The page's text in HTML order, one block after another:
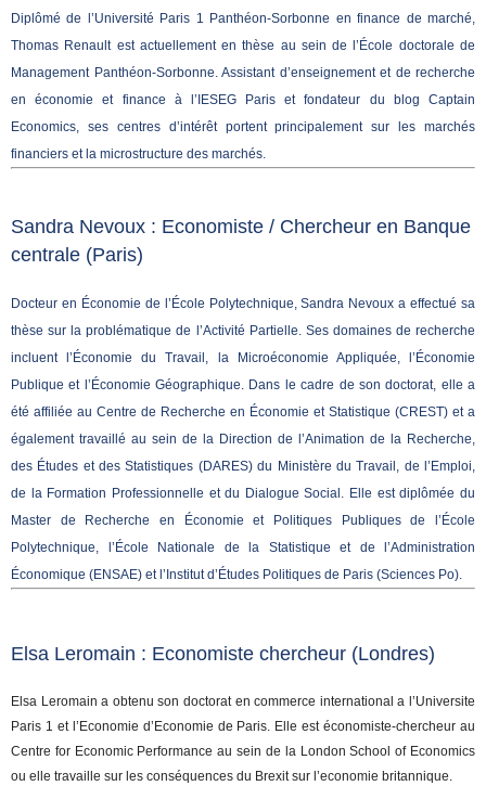
Diplômé de l’Université Paris 1 Panthéon-Sorbonne en finance de marché,
Thomas Renault est actuellement en thèse au sein de l’École doctorale de
Management Panthéon-Sorbonne. Assistant d’enseignement et de recherche
en économie et finance à l’IESEG Paris et fondateur du blog Captain
Economics, ses centres d’intérêt portent principalement sur les marchés
financiers et la microstructure des marchés.
Sandra Nevoux : Economiste / Chercheur en Banque
centrale (Paris)
Docteur en Économie de l’École Polytechnique, Sandra Nevoux a effectué sa
thèse sur la problématique de l’Activité Partielle. Ses domaines de recherche
incluent l’Économie du Travail, la Microéconomie Appliquée, l’Économie
Publique et l’Économie Géographique. Dans le cadre de son doctorat, elle a
été affiliée au Centre de Recherche en Économie et Statistique (CREST) et a
également travaillé au sein de la Direction de l’Animation de la Recherche,
des Études et des Statistiques (DARES) du Ministère du Travail, de l’Emploi,
de la Formation Professionnelle et du Dialogue Social. Elle est diplômée du
Master de Recherche en Économie et Politiques Publiques de l’École
Polytechnique, l’École Nationale de la Statistique et de l’Administration
Économique (ENSAE) et l’Institut d’Études Politiques de Paris (Sciences Po).
Elsa Leromain : Economiste chercheur (Londres)
Elsa Leromain a obtenu son doctorat en commerce international a l’Universite
Paris 1 et l’Economie d’Economie de Paris. Elle est économiste-chercheur au
Centre for Economic Performance au sein de la London School of Economics
ou elle travaille sur les conséquences du Brexit sur l’economie britannique.